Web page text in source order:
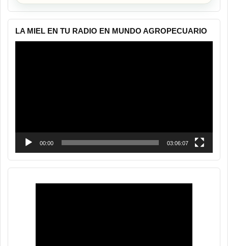
LA MIEL EN TU RADIO EN MUNDO AGROPECUARIO
00:00 03:06:07